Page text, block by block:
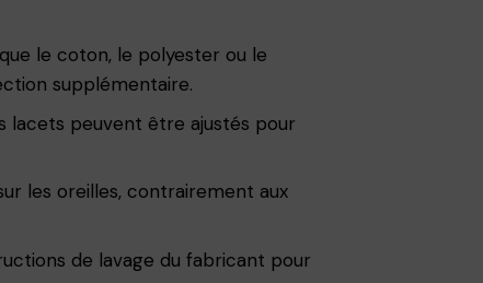
le coton, le polyester ou le
supplémentaire.
lacets peuvent être ajustés pour
les oreilles, contrairement aux
de lavage du fabricant pour